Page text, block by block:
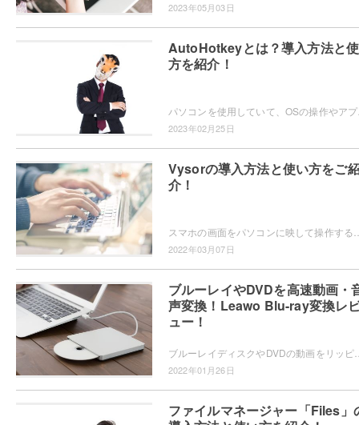
2023年05月03日
AutoHotkeyとは？導入方法と
方を紹介！
2023年02月25日
Vysorの導入方法と使い方をご
介！
2022年03月07日
ブルーレイやDVDを高速動画・
声変換！Leawo Blu-ray変換レ
ュー！
2022年01月26日
ファイルマネージャー「Files」